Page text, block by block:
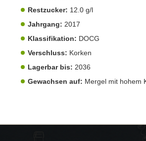
Restzucker: 12.0 g/l
Jahrgang: 2017
Klassifikation: DOCG
Verschluss: Korken
Lagerbar bis: 2036
Gewachsen auf: Mergel mit hohem